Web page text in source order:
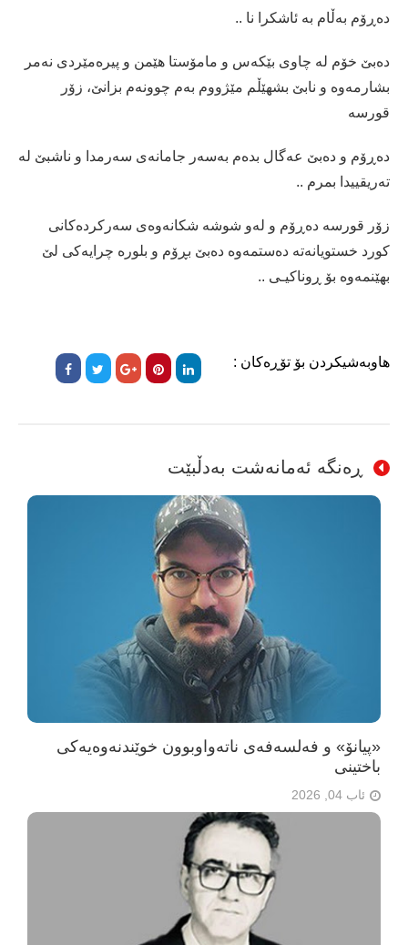
دەڕۆم بەڵام بە ئاشکرا نا ..
دەبێ خۆم لە چاوی بێکەس و مامۆستا هێمن و پیرەمێردی نەمر
بشارمەوە و نابێ بشهێڵم مێژووم بەم چوونەم بزانێ، زۆر
قورسە
دەڕۆم و دەبێ عەگال بدەم بەسەر جامانەی سەرمدا و ناشبێ لە
تەریقییدا بمرم ..
زۆر قورسە دەڕۆم و لەو شوشە شکانەوەی سەرکردەکانی
کورد خستویانەتە دەستمەوە دەبێ بڕۆم و بلورە چرایەکی لێ
بهێنمەوە بۆ ڕوناکیـی ..
هاوبەشیکردن بۆ تۆڕەکان :
ڕەنگە ئەمانەشت بەدڵبێت
«پیانۆ» و فەلسەفەی ناتەواوبوون خوێندنەوەیەکی
باختینی
ئاب 04, 2026